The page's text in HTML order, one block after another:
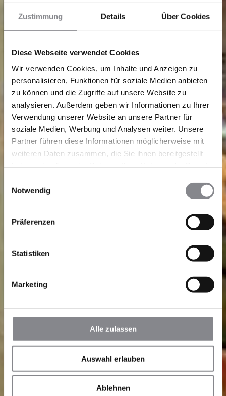
Zustimmung Details Über Cookies
Diese Webseite verwendet Cookies
Wir verwenden Cookies, um Inhalte und Anzeigen zu
personalisieren, Funktionen für soziale Medien anbieten
zu können und die Zugriffe auf unsere Website zu
analysieren. Außerdem geben wir Informationen zu Ihrer
Verwendung unserer Website an unsere Partner für
soziale Medien, Werbung und Analysen weiter. Unsere
Partner führen diese Informationen möglicherweise mit
weiteren Daten zusammen, die Sie ihnen bereitgestellt
Notwendig
Präferenzen
Statistiken
Marketing
Alle zulassen
Auswahl erlauben
Ablehnen